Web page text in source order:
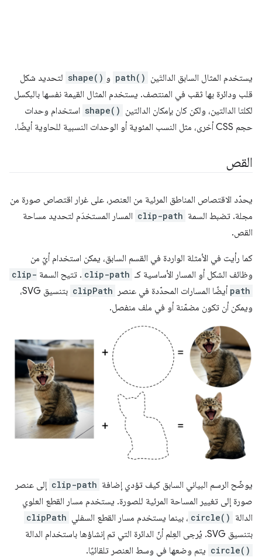
يستخدم المثال السابق الدالتَين path() و shape() لتحديد شكل
قلب ودائرة بها ثقب في المنتصف. يستخدم المثال القيمة نفسها بالبكسل
لكلتا الدالتين، ولكن كان بإمكان الدالتين shape() استخدام وحدات
حجم CSS أخرى، مثل النسب المئوية أو الوحدات النسبية للحاوية أيضًا.
القص
يحدّد الاقتصاص المناطق المرئية من العنصر، على غرار اقتصاص صورة من
مجلة. تضبط السمة clip-path المسار المستخدَم لتحديد مساحة
القص.
كما رأيت في الأمثلة الواردة في القسم السابق، يمكن استخدام أيّ من
وظائف الشكل أو المسار الأساسية كـ clip-path . تتيح السمة clip-
path أيضًا المسارات المحدّدة في عنصر clipPath
بتنسيق SVG،
ويمكن أن تكون مضمّنة أو في ملف منفصل.
يوضّح الرسم البياني السابق كيف تؤدي إضافة clip-path إلى عنصر
صورة إلى تغيير المساحة المرئية للصورة. يستخدم مسار القطع العلوي
الدالة circle() ، بينما يستخدم مسار القطع السفلي clipPath
بتنسيق SVG. يُرجى العِلم أنّ الدائرة التي تم إنشاؤها باستخدام الدالة
circle() يتم وضعها في وسط العنصر تلقائيًا.